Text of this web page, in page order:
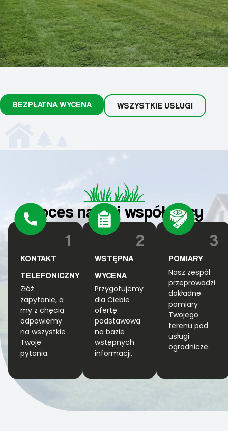
BEZPŁATNA WYCENA WSZYSTKIE USŁUGI
Proces naszej współpracy
1
KONTAKT
TELEFONICZNY
Złóż
zapytanie, a
my z chęcią
odpowiemy
na wszystkie
Twoje
pytania.
2
WSTĘPNA
WYCENA
Przygotujemy
dla Ciebie
ofertę
podstawową
na bazie
wstępnych
informacji.
3
POMIARY
Nasz zespół
przeprowadzi
dokładne
pomiary
Twojego
terenu pod
usługi
ogrodnicze.